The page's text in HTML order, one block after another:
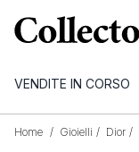
VENDITE IN CORSO
Home / Gioielli / Dior /